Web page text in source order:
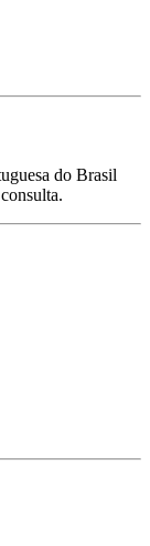
do Brasil